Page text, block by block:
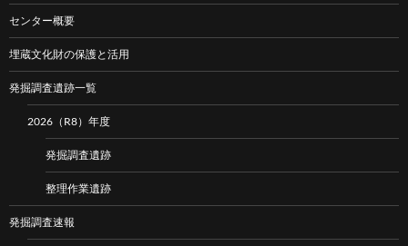
センター概要
埋蔵文化財の保護と活用
発掘調査遺跡一覧
2026（R8）年度
発掘調査遺跡
整理作業遺跡
発掘調査速報